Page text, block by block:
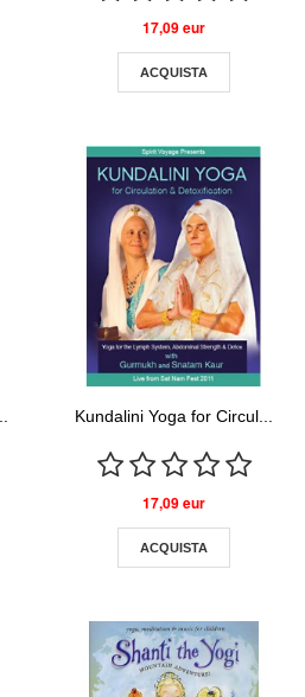
17,09 eur
ACQUISTA
Kundalini Yoga for Circul...
17,09 eur
ACQUISTA